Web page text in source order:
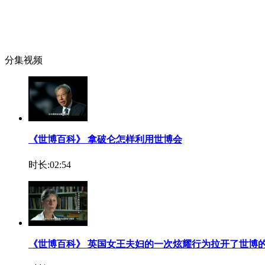
分集视频
《世博百科》 拿破仑怎样利用世博会
时长:02:54
《世博百科》 英国女王夫妇的一次炫耀行为拉开了世博